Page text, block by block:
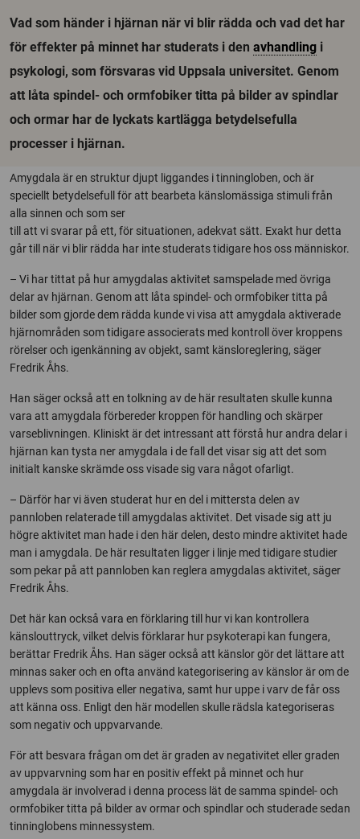
Vad som händer i hjärnan när vi blir rädda och vad det har
för effekter på minnet har studerats i den avhandling i
psykologi, som försvaras vid Uppsala universitet. Genom
att låta spindel- och ormfobiker titta på bilder av spindlar
och ormar har de lyckats kartlägga betydelsefulla
processer i hjärnan.
Amygdala är en struktur djupt liggandes i tinningloben, och är
speciellt betydelsefull för att bearbeta känslomässiga stimuli från
alla sinnen och som ser
till att vi svarar på ett, för situationen, adekvat sätt. Exakt hur detta
går till när vi blir rädda har inte studerats tidigare hos oss människor.
– Vi har tittat på hur amygdalas aktivitet samspelade med övriga
delar av hjärnan. Genom att låta spindel- och ormfobiker titta på
bilder som gjorde dem rädda kunde vi visa att amygdala aktiverade
hjärnområden som tidigare associerats med kontroll över kroppens
rörelser och igenkänning av objekt, samt känsloreglering, säger
Fredrik Åhs.
Han säger också att en tolkning av de här resultaten skulle kunna
vara att amygdala förbereder kroppen för handling och skärper
varseblivningen. Kliniskt är det intressant att förstå hur andra delar i
hjärnan kan tysta ner amygdala i de fall det visar sig att det som
initialt kanske skrämde oss visade sig vara något ofarligt.
– Därför har vi även studerat hur en del i mittersta delen av
pannloben relaterade till amygdalas aktivitet. Det visade sig att ju
högre aktivitet man hade i den här delen, desto mindre aktivitet hade
man i amygdala. De här resultaten ligger i linje med tidigare studier
som pekar på att pannloben kan reglera amygdalas aktivitet, säger
Fredrik Åhs.
Det här kan också vara en förklaring till hur vi kan kontrollera
känslouttryck, vilket delvis förklarar hur psykoterapi kan fungera,
berättar Fredrik Åhs. Han säger också att känslor gör det lättare att
minnas saker och en ofta använd kategorisering av känslor är om de
upplevs som positiva eller negativa, samt hur uppe i varv de får oss
att känna oss. Enligt den här modellen skulle rädsla kategoriseras
som negativ och uppvarvande.
För att besvara frågan om det är graden av negativitet eller graden
av uppvarvning som har en positiv effekt på minnet och hur
amygdala är involverad i denna process lät de samma spindel- och
ormfobiker titta på bilder av ormar och spindlar och studerade sedan
tinninglobens minnessystem.